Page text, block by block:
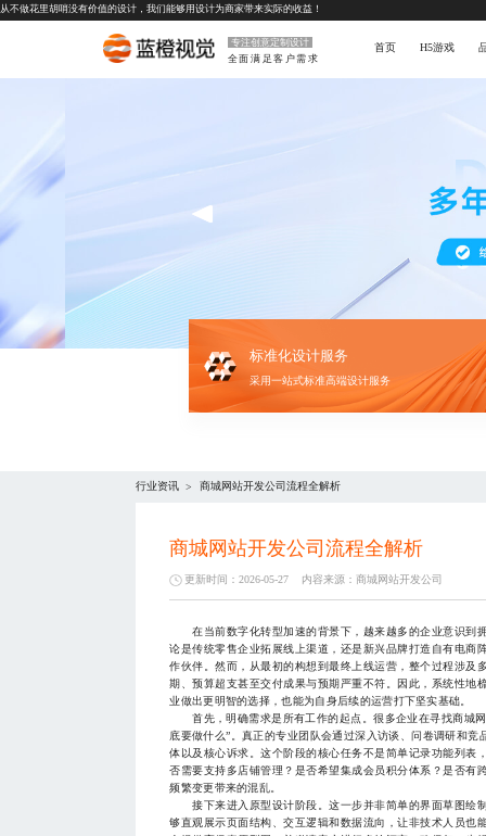
从不做花里胡哨没有价值的设计，我们能够用设计为商家带来实际的收益！
专注创意定制设计
全面满足客户需求
首页 H5游戏
标准化设计服务
采用一站式标准高端设计服务
行业资讯 > 商城网站开发公司流程全解析
商城网站开发公司流程全解析
更新时间：2026-05-27 内容来源： 商城网站开发公司
在当前数字化转型加速的背景下，越来越多的企业意识到
论是传统零售企业拓展线上渠道，还是新兴品牌打造自有电商
作伙伴。然而，从最初的构想到最终上线运营，整个过程涉及
期、预算超支甚至交付成果与预期严重不符。因此，系统性地
业做出更明智的选择，也能为自身后续的运营打下坚实基础。
首先，明确需求是所有工作的起点。很多企业在寻找商城网
底要做什么”。真正的专业团队会通过深入访谈、问卷调研和
体以及核心诉求。这个阶段的核心任务不是简单记录功能列
否需要支持多店铺管理？是否希望集成会员积分体系？是否有
频繁变更带来的混乱。
接下来进入原型设计阶段。这一步并非简单的界面草图绘
够直观展示页面结构、交互逻辑和数据流向，让非技术人员也